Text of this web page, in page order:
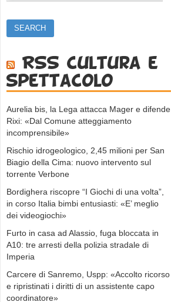
RSS cultura e
spettacolo
Aurelia bis, la Lega attacca Mager e difende
Rixi: «Dal Comune atteggiamento
incomprensibile»
Rischio idrogeologico, 2,45 milioni per San
Biagio della Cima: nuovo intervento sul
torrente Verbone
Bordighera riscopre “I Giochi di una volta”,
in corso Italia bimbi entusiasti: «E’ meglio
dei videogiochi»
Furto in casa ad Alassio, fuga bloccata in
A10: tre arresti della polizia stradale di
Imperia
Carcere di Sanremo, Uspp: «Accolto ricorso
e ripristinati i diritti di un assistente capo
coordinatore»